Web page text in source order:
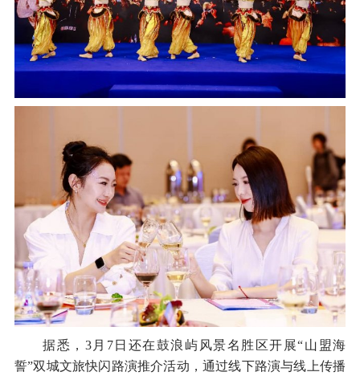
据悉，3月7日还在鼓浪屿风景名胜区开展“山盟海
誓”双城文旅快闪路演推介活动，通过线下路演与线上传播